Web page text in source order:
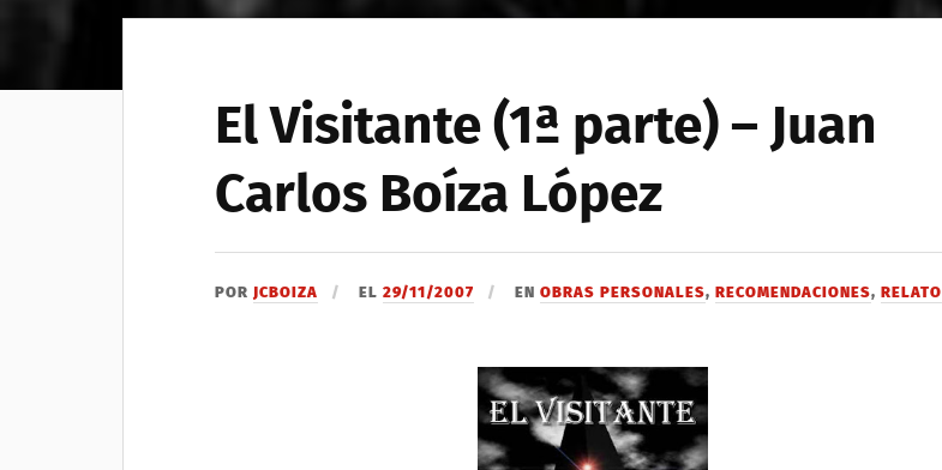
El Visitante (1ª parte) – Juan
Carlos Boíza López
PORJCBOIZA EL29/11/2007 ENOBRAS PERSONALES,RECOMENDACIONES,RELATO